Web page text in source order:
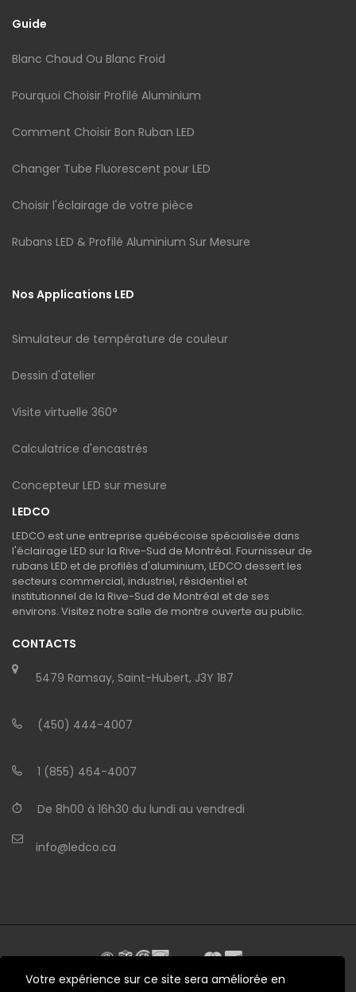
Guide
Blanc Chaud Ou Blanc Froid
Pourquoi Choisir Profilé Aluminium
Comment Choisir Bon Ruban LED
Changer Tube Fluorescent pour LED
Choisir l'éclairage de votre pièce
Rubans LED & Profilé Aluminium Sur Mesure
Nos Applications LED
Simulateur de température de couleur
Dessin d'atelier
Visite virtuelle 360°
Calculatrice d'encastrés
Concepteur LED sur mesure
LEDCO
LEDCO est une entreprise québécoise spécialisée dans
l'éclairage LED sur la Rive-Sud de Montréal. Fournisseur de
rubans LED et de profilés d'aluminium, LEDCO dessert les
secteurs commercial, industriel, résidentiel et
institutionnel de la Rive-Sud de Montréal et de ses
environs. Visitez notre salle de montre ouverte au public.
CONTACTS
5479 Ramsay, Saint-Hubert, J3Y 1B7
(450) 444-4007
1 (855) 464-4007
De 8h00 à 16h30 du lundi au vendredi
info@ledco.ca
Votre expérience sur ce site sera améliorée en